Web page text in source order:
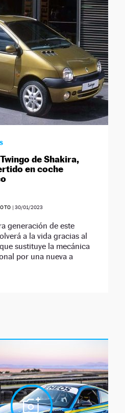
de Shakira,
en coche
|30/01/2023
generación de este
a la vida gracias al
sustituye la mecánica
por una nueva a